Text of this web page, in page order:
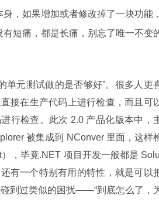
，如果增加或者修改掉了一块功能，
短痛，都是长痛，别忘了唯一不变
单元测试做的是否够好”。很多人更
接在生产代码上进行检查，而且可
行检查。此次 2.0 产品化版本中，
被集成到 NConver 里面，这样
，毕竟.NET 项目开发一般都是
有一个特别有用的特性，就是可以
到过类似的困扰——“到底怎么了，